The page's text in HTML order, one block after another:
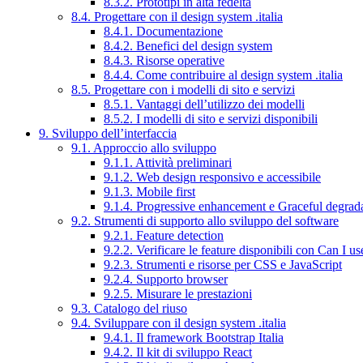
8.4. Progettare con il design system .italia
8.4.1. Documentazione
8.4.2. Benefici del design system
8.4.3. Risorse operative
8.4.4. Come contribuire al design system .italia
8.5. Progettare con i modelli di sito e servizi
8.5.1. Vantaggi dell’utilizzo dei modelli
8.5.2. I modelli di sito e servizi disponibili
9. Sviluppo dell’interfaccia
9.1. Approccio allo sviluppo
9.1.1. Attività preliminari
9.1.2. Web design responsivo e accessibile
9.1.3. Mobile first
9.1.4. Progressive enhancement e Graceful
9.2. Strumenti di supporto allo sviluppo del software
9.2.1. Feature detection
9.2.2. Verificare le feature disponibili con Can I
9.2.3. Strumenti e risorse per CSS e JavaScript
9.2.4. Supporto browser
9.2.5. Misurare le prestazioni
9.3. Catalogo del riuso
9.4. Sviluppare con il design system .italia
9.4.1. Il framework Bootstrap Italia
9.4.2. Il kit di sviluppo React